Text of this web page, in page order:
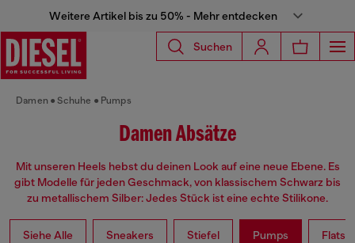
Weitere Artikel bis zu 50% - Mehr entdecken
Suchen
Damen Schuhe Pumps
Damen Absätze
Mit unseren Heels hebst du deinen Look auf eine neue Ebene. Es
gibt Modelle für jeden Geschmack, von klassischem Schwarz bis
zu metallischem Silber: Jedes Stück ist eine echte Stilikone.
Siehe Alle Sneakers Stiefel Pumps Flats